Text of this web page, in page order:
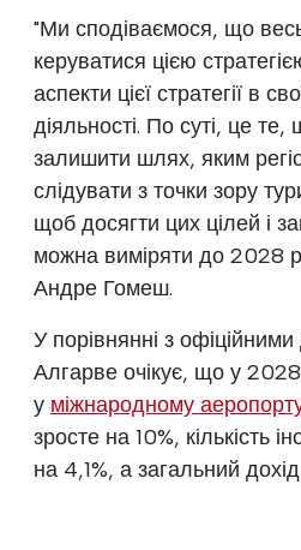
"Ми сподіваємося, що
керуватися цією
аспекти цієї стратегії в
діяльності. По суті, це
залишити шлях, яким
слідувати з точки зору
щоб досягти цих цілей і
можна виміряти до 2028
Андре Гомеш.
У порівнянні з
Алгарве очікує, що у
у міжнародному
зросте на 10%, кількість
на 4,1%, а загальний